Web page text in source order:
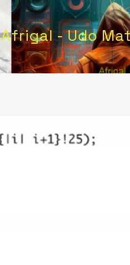
Afrigal - Udo